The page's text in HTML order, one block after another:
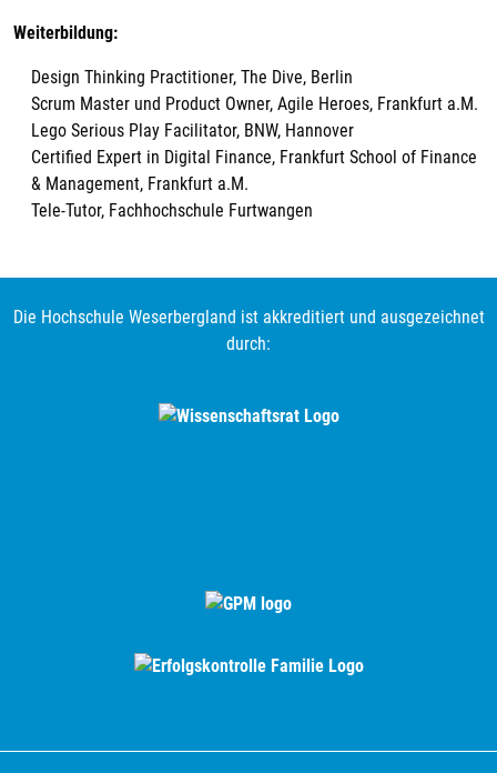
Weiterbildung:
Design Thinking Practitioner, The Dive, Berlin
Scrum Master und Product Owner, Agile Heroes, Frankfurt a.M.
Lego Serious Play Facilitator, BNW, Hannover
Certified Expert in Digital Finance, Frankfurt School of Finance
& Management, Frankfurt a.M.
Tele-Tutor, Fachhochschule Furtwangen
Die Hochschule Weserbergland ist akkreditiert und ausgezeichnet
durch: